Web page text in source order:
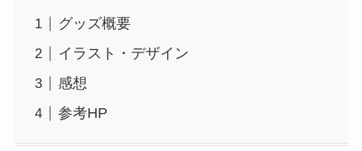
グッズ概要
イラスト・デザイン
感想
参考HP